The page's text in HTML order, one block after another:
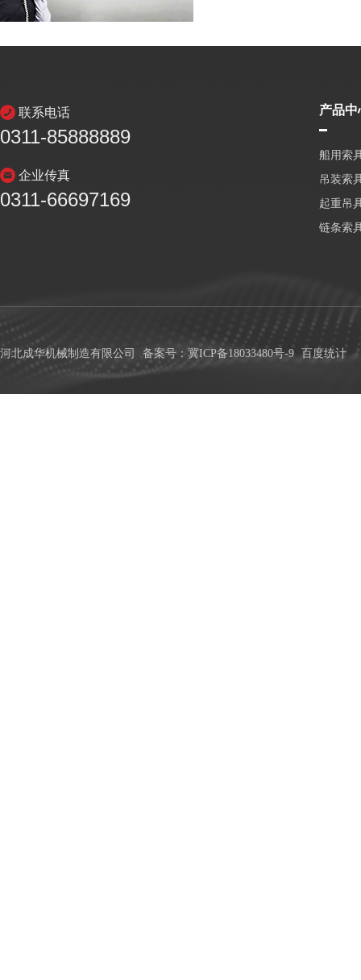
联系电话
0311-85888889
企业传真
0311-66697169
产品中
船用索
吊装索
起重吊
链条索
河北成华机械制造有限公司 备案号：冀ICP备18033480号-9 百度统计